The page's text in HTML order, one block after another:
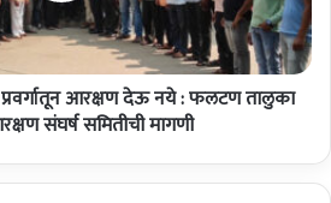
आरक्षण देऊ नये : फलटण तालुका
संघर्ष समितीची मागणी